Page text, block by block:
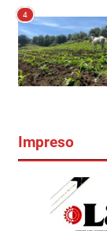
4
Impreso